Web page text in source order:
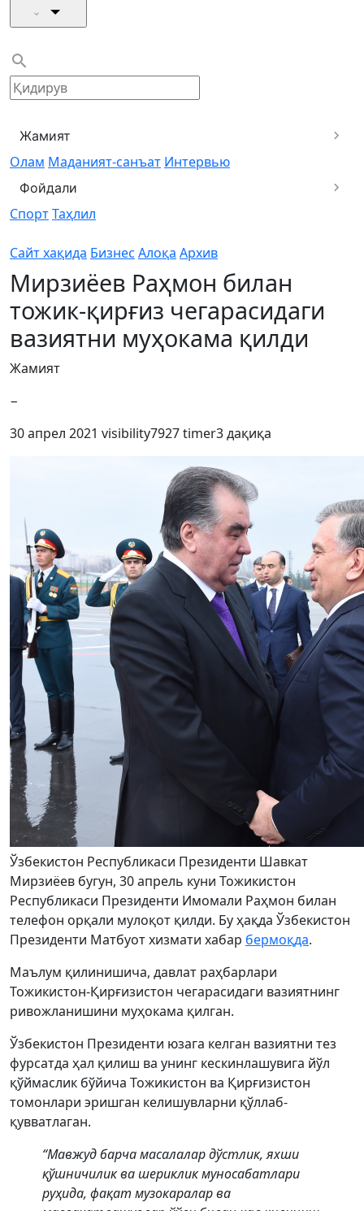
Жамият
Олам Маданият-санъат Интервью
Фойдали
СпортТаҳлил
Сайт хақида Бизнес Алоқа Архив
Мирзиёев Раҳмон билан
тожик-қирғиз чегарасидаги
вазиятни муҳокама қилди
Жамият
−
30 апрел 2021 visibility7927timer3 дақиқа
Ўзбекистон Республикаси Президенти Шавкат
Мирзиёев бугун, 30 апрель куни Тожикистон
Республикаси Президенти Имомали Раҳмон билан
телефон орқали мулоқот қилди. Бу ҳақда Ўзбекистон
Президенти Матбуот хизмати хабар бермоқда.
Маълум қилинишича, давлат раҳбарлари
Тожикистон-Қирғизистон чегарасидаги вазиятнинг
ривожланишини муҳокама қилган.
Ўзбекистон Президенти юзага келган вазиятни тез
фурсатда ҳал қилиш ва унинг кескинлашувига йўл
қўймаслик бўйича Тожикистон ва Қирғизистон
томонлари эришган келишувларни қўллаб-
қувватлаган.
“Мавжуд барча масалалар дўстлик, яхши
қўшничилик ва шериклик муносабатлари
руҳида, фақат музокаралар ва